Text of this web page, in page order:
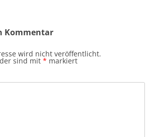
Kommentar
wird nicht veröffentlicht.
sind mit * markiert